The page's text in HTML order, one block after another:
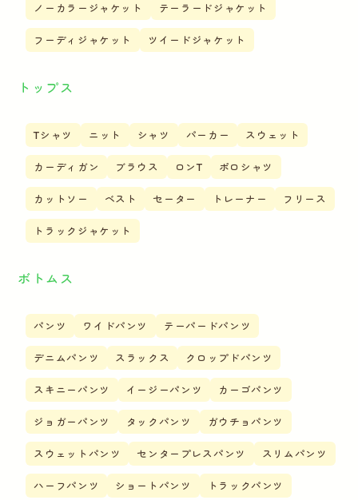
ノーカラージャケット テーラードジャケット
フーディジャケット ツイードジャケット
トップス
Tシャツ ニット シャツ パーカー スウェット
カーディガン ブラウス ロンT ポロシャツ
カットソー ベスト セーター トレーナー フリース
トラックジャケット
ボトムス
パンツ ワイドパンツ テーパードパンツ
デニムパンツ スラックス クロップドパンツ
スキニーパンツ イージーパンツ カーゴパンツ
ジョガーパンツ タックパンツ ガウチョパンツ
スウェットパンツ センタープレスパンツ スリムパンツ
ハーフパンツ ショートパンツ トラックパンツ